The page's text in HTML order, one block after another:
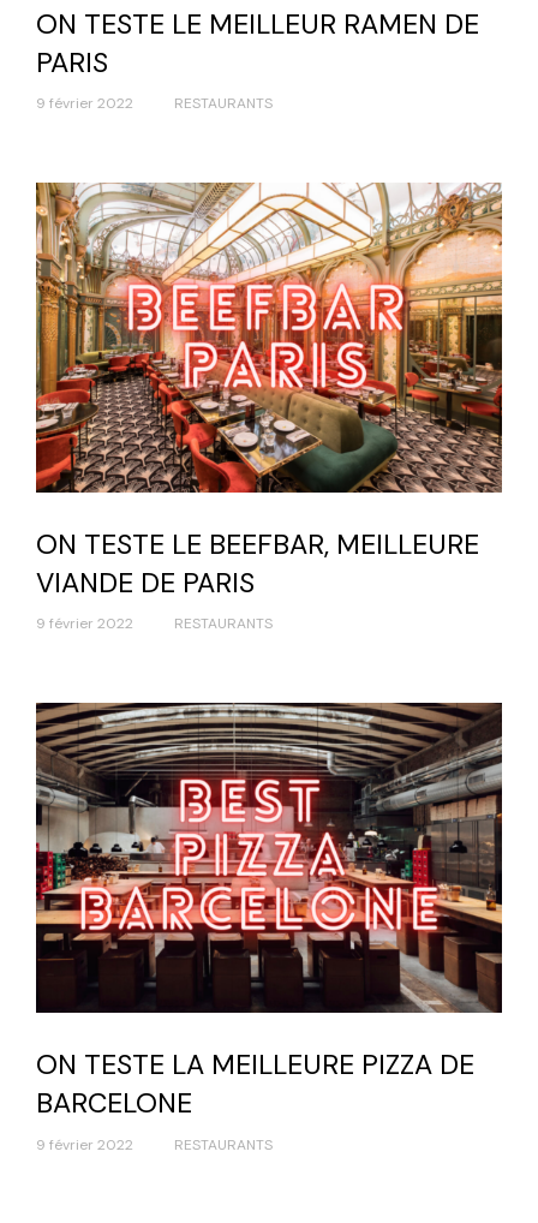
ON TESTE LE MEILLEUR RAMEN DE
PARIS
9 février 2022 RESTAURANTS
ON TESTE LE BEEFBAR, MEILLEURE
VIANDE DE PARIS
9 février 2022 RESTAURANTS
ON TESTE LA MEILLEURE PIZZA DE
BARCELONE
9 février 2022 RESTAURANTS